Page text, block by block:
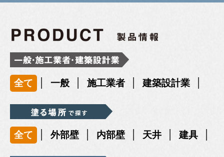
全て | 一般 | 施工業者 | 建築設計業 |
全て | 外部壁 | 内部壁 | 天井 | 建具 |